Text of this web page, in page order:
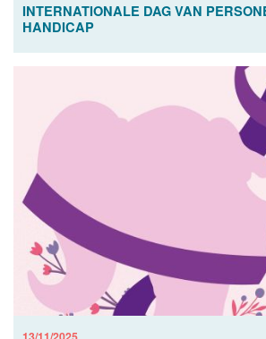
INTERNATIONALE DAG VAN
HANDICAP